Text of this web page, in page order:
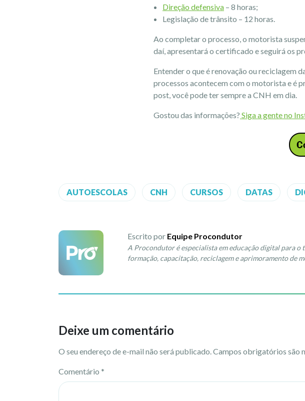
Direção defensiva – 8 horas;
Legislação de trânsito – 12 horas.
Ao completar o processo, o motorista
daí, apresentará o certificado e seguirá os
Entender o que é renovação ou reciclagem
processos acontecem com o motorista e é
post, você pode ter sempre a CNH em dia.
Gostou das informações? Siga a gente no
AUTOESCOLAS CNH CURSOS DATAS
Escrito por Equipe Procondutor
A Procondutor é especialista em educação digital para
formação, capacitação, reciclagem e aprimoramento de
Deixe um comentário
O seu endereço de e-mail não será publicado.Campos obrigatórios são
Comentário *